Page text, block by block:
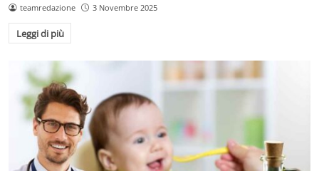
teamredazione 3 Novembre 2025
Leggi di più